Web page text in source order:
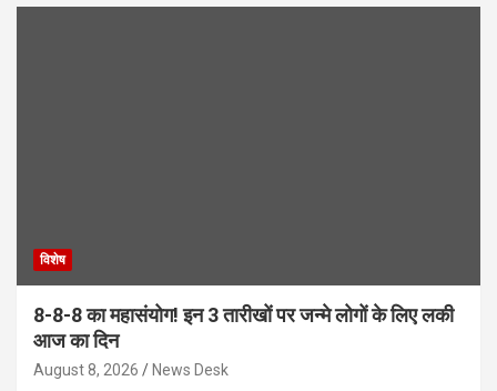
विशेष
8-8-8 का महासंयोग! इन 3 तारीखों पर जन्मे लोगों के लिए लकी
आज का दिन
August 8, 2026 News Desk